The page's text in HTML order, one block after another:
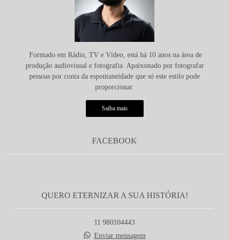
Formado em Rádio, TV e Vídeo, está há 10 anos na área de
produção audiovisual e fotografia. Apaixonado por fotografar
pessoas por conta da espontaneidade que só este estilo pode
proporcionar.
Saiba mais
FACEBOOK
QUERO ETERNIZAR A SUA HISTÓRIA!
11 980104443
Enviar mensagem